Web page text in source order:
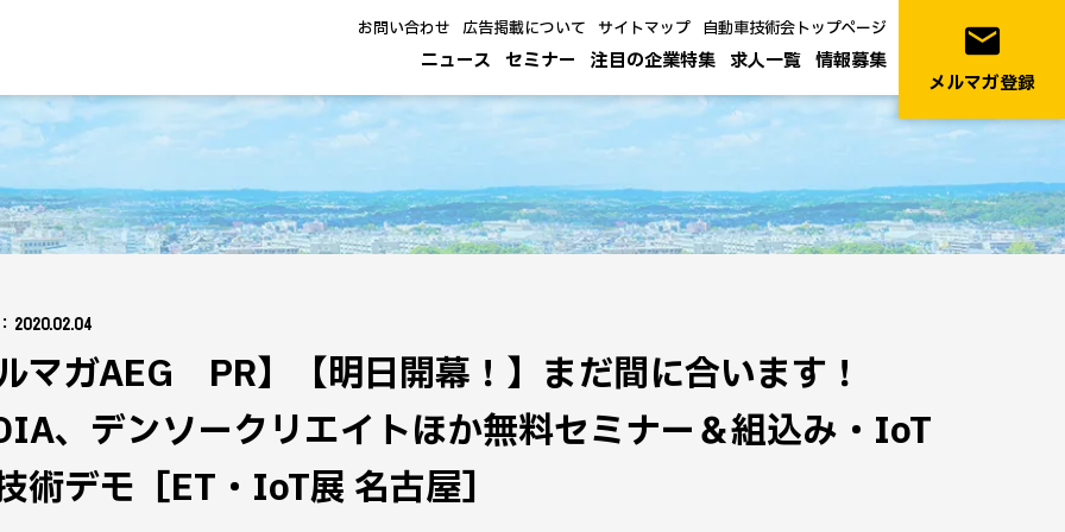
ニュース セミナー 注目の企業特集 求人一覧 情報募集
お問い合わせ 広告掲載について サイトマップ 自動車技術会トップページ email
メルマガ登録
2020.02.04
マガAEG PR】【明日開幕！】まだ間に合います！
、デンソークリエイトほか無料セミナー＆組込み・IoT
術デモ［ET・IoT展 名古屋］